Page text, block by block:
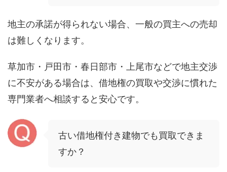
地主の承諾が得られない場合、一般の買主への売却
は難しくなります。
草加市・戸田市・春日部市・上尾市などで地主交渉
に不安がある場合は、借地権の買取や交渉に慣れた
専門業者へ相談すると安心です。
古い借地権付き建物でも買取できま
すか？